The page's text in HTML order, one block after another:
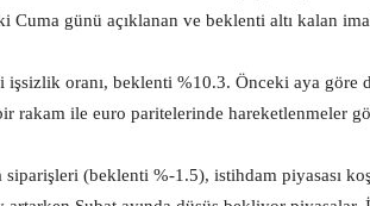
Cuma günü açıklanan ve beklenti altı kalan
işsizlik oranı, beklenti %10.3. Önceki aya
rakam ile euro paritelerinde hareketlenmeler
(beklenti %-1.5), istihdam piyasası